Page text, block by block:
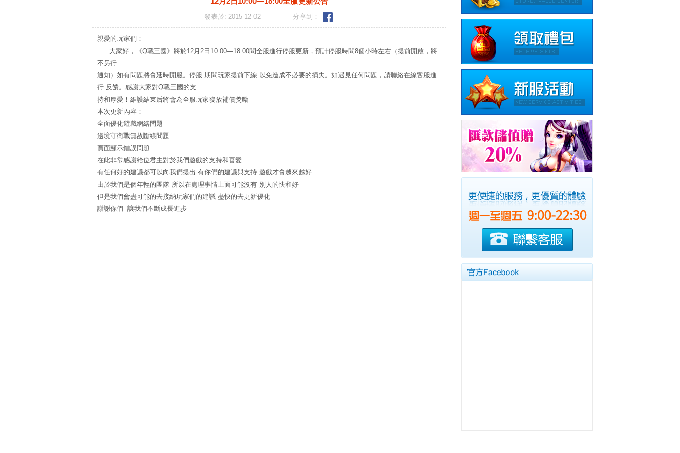
發表於: 2015-12-02 分享到：
親愛的玩家們：
大家好，《Q戰三國》將於12月2日10:00—18:00間全服進行停服更新，預計停服時間8個小時左右（提前開啟，將
不另行
通知）如有問題將會延時開服。停服 期間玩家提前下線 以免造成不必要的損失。如遇見任何問題，請聯絡在線客服進
行 反饋。感謝大家對Q戰三國的支
持和厚愛！維護結束后將會為全服玩家發放補償獎勵
本次更新內容：
全面優化遊戲網絡問題
邊境守衛戰無故斷線問題
頁面顯示錯誤問題
在此非常感謝給位君主對於我們遊戲的支持和喜愛
有任何好的建議都可以向我們提出 有你們的建議與支持 遊戲才會越來越好
由於我們是個年輕的團隊 所以在處理事情上面可能沒有 別人的快和好
但是我們會盡可能的去接納玩家們的建議 盡快的去更新優化
謝謝你們 讓我們不斷成長進步